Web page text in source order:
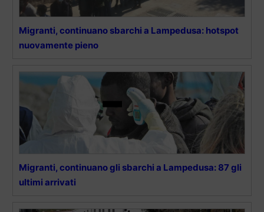
Migranti, continuano sbarchi a Lampedusa: hotspot
nuovamente pieno
Migranti, continuano gli sbarchi a Lampedusa: 87 gli
ultimi arrivati